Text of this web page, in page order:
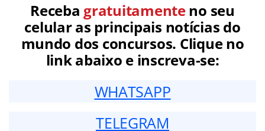
Receba gratuitamenteno seu
celular as principais notícias do
mundo dos concursos. Clique no
link abaixo e inscreva-se:
WHATSAPP
TELEGRAM